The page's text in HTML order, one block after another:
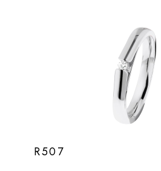
R507